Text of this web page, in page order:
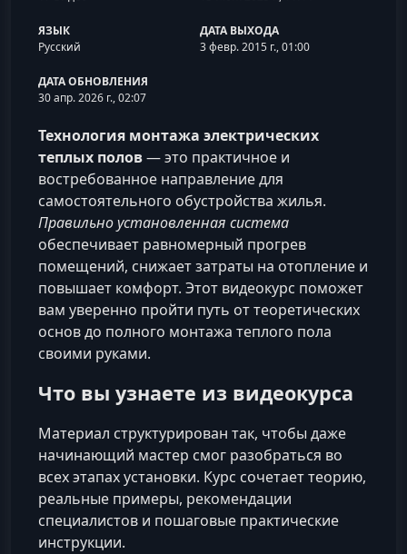
ЯЗЫК
Русский
ДАТА ВЫХОДА
3 февр. 2015 г., 01:00
ДАТА ОБНОВЛЕНИЯ
30 апр. 2026 г., 02:07
Технология монтажа электрических
теплых полов— это практичное и
востребованное направление для
самостоятельного обустройства жилья.
Правильно установленная система
обеспечивает равномерный прогрев
помещений, снижает затраты на отопление и
повышает комфорт. Этот видеокурс поможет
вам уверенно пройти путь от теоретических
основ до полного монтажа теплого пола
своими руками.
Что вы узнаете из видеокурса
Материал структурирован так, чтобы даже
начинающий мастер смог разобраться во
всех этапах установки. Курс сочетает теорию,
реальные примеры, рекомендации
специалистов и пошаговые практические
инструкции.